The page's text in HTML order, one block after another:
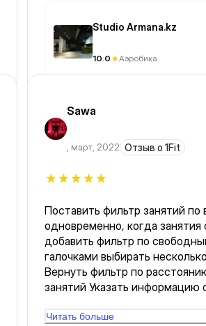
Studio Armana.kz
10.0 Аэробика
Sawa
, март, 2022 Отзыв о 1Fit
Поставить фильтр занятий
одновременно, когда
добавить фильтр по
галочками выбирать
Вернуть фильтр по
занятий Указать информацию
Читать больше